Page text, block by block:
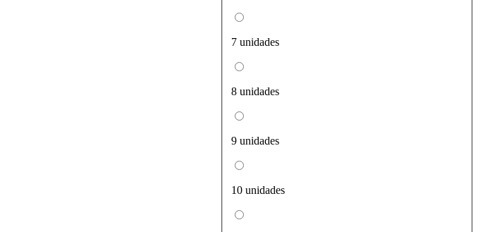
7 unidades
8 unidades
9 unidades
10 unidades